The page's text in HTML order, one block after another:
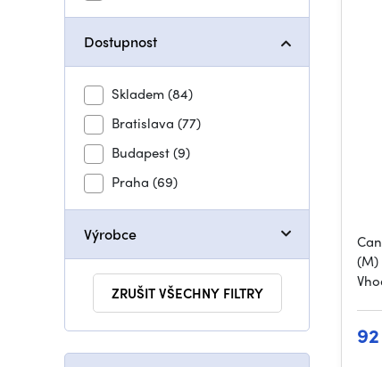
Dostupnost
Skladem(84)
Bratislava (77)
Budapest(9)
Praha (69)
Výrobce
ZRUŠIT VŠECHNY FILTRY
(M)